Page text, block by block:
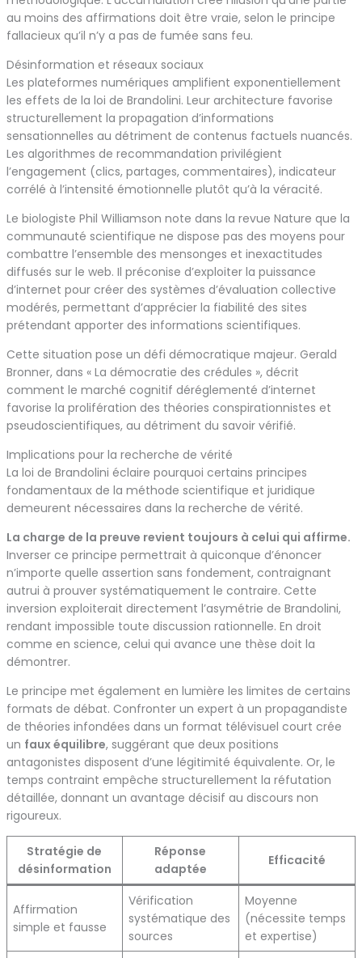
au moins des affirmations doit être vraie, selon le principe
fallacieux qu’il n’y a pas de fumée sans feu.
Désinformation et réseaux sociaux
Les plateformes numériques amplifient exponentiellement
les effets de la loi de Brandolini. Leur architecture favorise
structurellement la propagation d’informations
sensationnelles au détriment de contenus factuels nuancés.
Les algorithmes de recommandation privilégient
l’engagement (clics, partages, commentaires), indicateur
corrélé à l’intensité émotionnelle plutôt qu’à la véracité.
Le biologiste Phil Williamson note dans la revue Nature que la
communauté scientifique ne dispose pas des moyens pour
combattre l’ensemble des mensonges et inexactitudes
diffusés sur le web. Il préconise d’exploiter la puissance
d’internet pour créer des systèmes d’évaluation collective
modérés, permettant d’apprécier la fiabilité des sites
prétendant apporter des informations scientifiques.
Cette situation pose un défi démocratique majeur. Gerald
Bronner, dans « La démocratie des crédules », décrit
comment le marché cognitif déréglementé d’internet
favorise la prolifération des théories conspirationnistes et
pseudoscientifiques, au détriment du savoir vérifié.
Implications pour la recherche de vérité
La loi de Brandolini éclaire pourquoi certains principes
fondamentaux de la méthode scientifique et juridique
demeurent nécessaires dans la recherche de vérité.
La charge de la preuve revient toujours à celui qui affirme.
Inverser ce principe permettrait à quiconque d’énoncer
n’importe quelle assertion sans fondement, contraignant
autrui à prouver systématiquement le contraire. Cette
inversion exploiterait directement l’asymétrie de Brandolini,
rendant impossible toute discussion rationnelle. En droit
comme en science, celui qui avance une thèse doit la
démontrer.
Le principe met également en lumière les limites de certains
formats de débat. Confronter un expert à un propagandiste
de théories infondées dans un format télévisuel court crée
un faux équilibre, suggérant que deux positions
antagonistes disposent d’une légitimité équivalente. Or, le
temps contraint empêche structurellement la réfutation
détaillée, donnant un avantage décisif au discours non
rigoureux.
Stratégie de
désinformation
Réponse
adaptée
Efficacité
Affirmation
simple et fausse
Vérification
systématique des
sources
Moyenne
(nécessite temps
et expertise)